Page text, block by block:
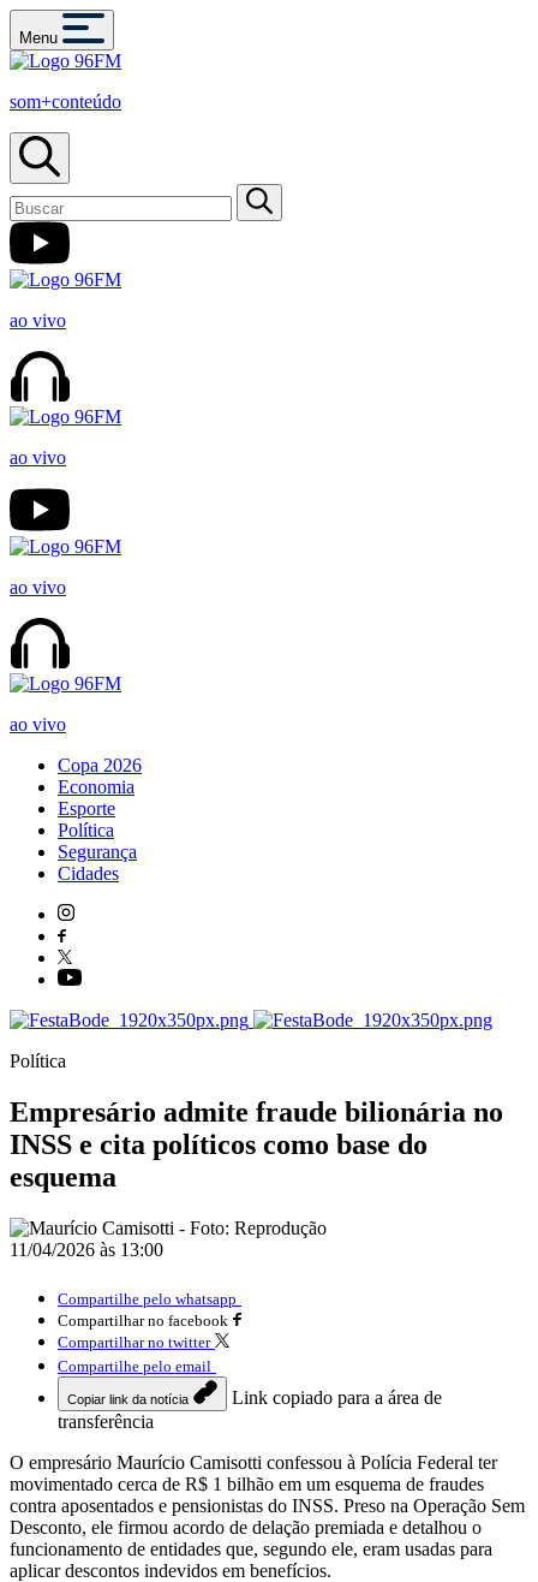
Menu
som+conteúdo
ao vivo
ao vivo
ao vivo
ao vivo
Copa 2026
Economia
Esporte
Política
Segurança
Cidades
Política
Empresário admite fraude bilionária no
INSS e cita políticos como base do
esquema
11/04/2026 às 13:00
Compartilhe pelo whatsapp
Compartilhar no facebook
Compartilhar no twitter
Compartilhe pelo email
Copiar link da notícia
Link copiado para a área de
transferência
O empresário Maurício Camisotti confessou à Polícia Federal ter
movimentado cerca de R$ 1 bilhão em um esquema de fraudes
contra aposentados e pensionistas do INSS. Preso na Operação Sem
Desconto, ele firmou acordo de delação premiada e detalhou o
funcionamento de entidades que, segundo ele, eram usadas para
aplicar descontos indevidos em benefícios.